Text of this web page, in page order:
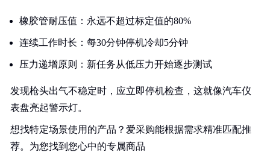
橡胶管耐压值：永远不超过标定值的80%
连续工作时长：每30分钟停机冷却5分钟
压力递增原则：新任务从低压力开始逐步测试
发现枪头出气不稳定时，应立即停机检查，这就像汽车仪
表盘亮起警示灯。
想找特定场景使用的产品？爱采购能根据需求精准匹配推
荐。为您找到您心中的专属商品